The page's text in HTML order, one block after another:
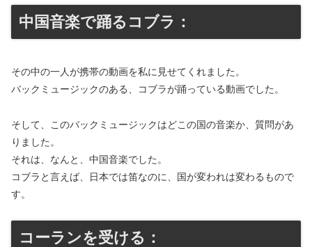
中国音楽で踊るコブラ：
その中の一人が携帯の動画を私に見せてくれました。
バックミュージックのある、コブラが踊っている動画でした。
そして、このバックミュージックはどこの国の音楽か、質問があ
りました。
それは、なんと、中国音楽でした。
コブラと言えば、日本では笛なのに、国が変われは変わるもので
す。
コーランを受ける：